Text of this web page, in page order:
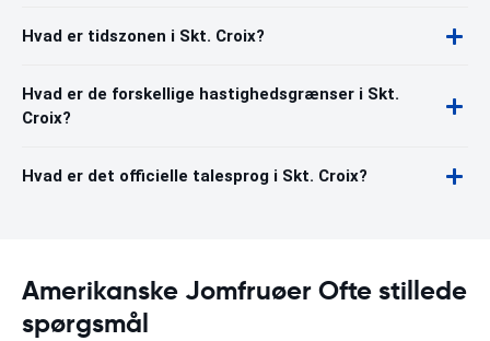
Hvad er tidszonen i Skt. Croix?
Hvad er de forskellige hastighedsgrænser i Skt.
Croix?
Hvad er det officielle talesprog i Skt. Croix?
Amerikanske Jomfruøer Ofte stillede
spørgsmål